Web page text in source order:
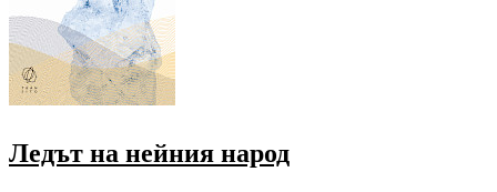
Ледът на нейния народ